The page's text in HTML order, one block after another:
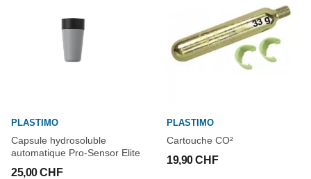
PLASTIMO
Capsule hydrosoluble
automatique Pro-Sensor Elite
25,00 CHF
PLASTIMO
Cartouche CO²
19,90 CHF